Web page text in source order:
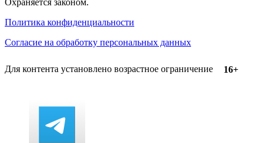
Политика конфиденциальности
Согласие на обработку персональных данных
Для контента установлено возрастное ограничение 16+